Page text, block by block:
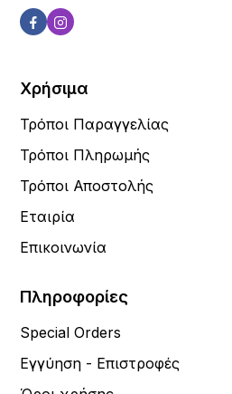
Χρήσιμα
Τρόποι Παραγγελίας
Τρόποι Πληρωμής
Τρόποι Αποστολής
Εταιρία
Επικοινωνία
Πληροφορίες
Special Orders
Εγγύηση - Επιστροφές